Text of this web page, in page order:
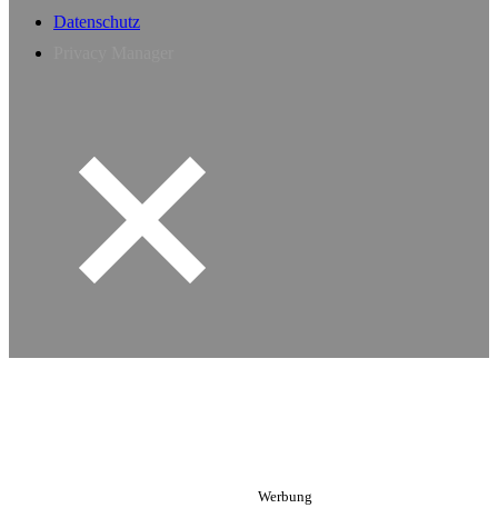
Datenschutz